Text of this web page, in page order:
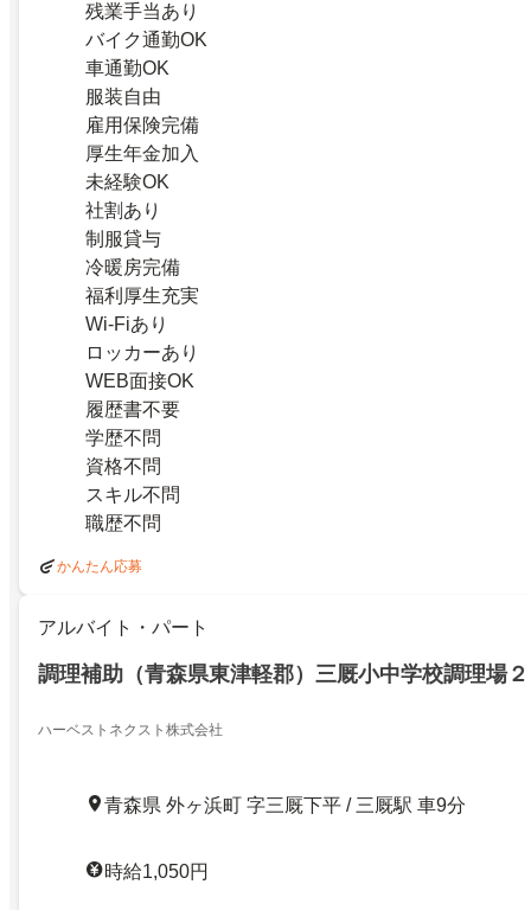
残業手当あり
バイク通勤OK
車通勤OK
服装自由
雇用保険完備
厚生年金加入
未経験OK
社割あり
制服貸与
冷暖房完備
福利厚生充実
Wi-Fiあり
ロッカーあり
WEB面接OK
履歴書不要
学歴不問
資格不問
スキル不問
職歴不問
かんたん応募
アルバイト・パート
調理補助（青森県東津軽郡）三厩小中学校調理場
ハーベストネクスト株式会社
青森県 外ヶ浜町 字三厩下平 / 三厩駅 車9分
時給1,050円